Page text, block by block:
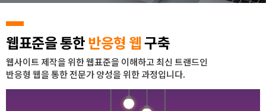
게임과정
자격증과정
커뮤니티
웹표준을 통한반응형 웹구축
웹사이트 제작을 위한 웹표준을 이해하고 최신 트랜드인
반응형 웹을 통한 전문가 양성을 위한 과정입니다.